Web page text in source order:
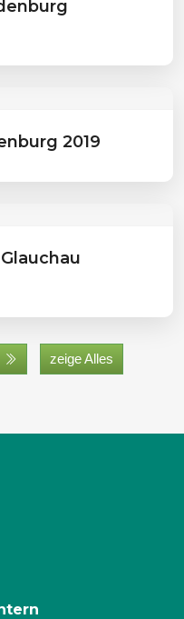
2019
zeige Alles